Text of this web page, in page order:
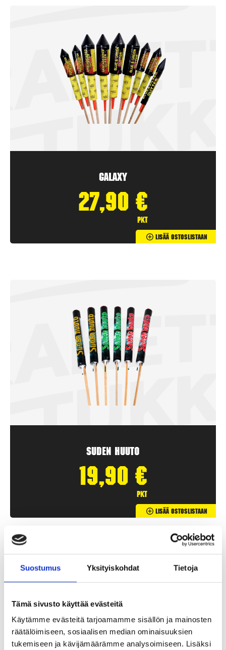
Suostumus Yksityiskohdat Tietoja
Tämä sivusto käyttää evästeitä
Käytämme evästeitä tarjoamamme sisällön ja mainosten
räätälöimiseen, sosiaalisen median ominaisuuksien
tukemiseen ja kävijämäärämme analysoimiseen. Lisäksi
Galaxy
27,90 €
pkt
Lisää Ostoslistaan
Suden huuto
19,90 €
pkt
Lisää Ostoslistaan